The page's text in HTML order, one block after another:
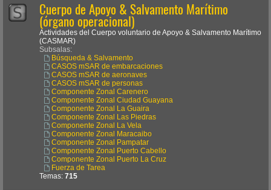
Cuerpo de Apoyo & Salvamento Marítimo
(órgano operacional)
Actividades del Cuerpo voluntario de Apoyo & Salvamento Marítimo
(CASMAR)
Subsalas:
Búsqueda & Salvamento
CASOS mSAR de embarcaciones
CASOS mSAR de aeronaves
CASOS mSAR de personas
Componente Zonal Carenero
Componente Zonal Ciudad Guayana
Componente Zonal La Guaira
Componente Zonal Las Piedras
Componente Zonal La Vela
Componente Zonal Maracaibo
Componente Zonal Pampatar
Componente Zonal Puerto Cabello
Componente Zonal Puerto La Cruz
Fuerza de Tarea
Temas: 715